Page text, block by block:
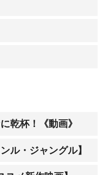
乾杯！《動画》
ル・ジャングル】
スメ新作映画】